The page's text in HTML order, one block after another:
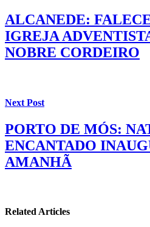
ALCANEDE:
IGREJA
NOBRE CORDEIRO
Next Post
PORTO DE MÓS:
ENCANTADO
AMANHÃ
Related Articles